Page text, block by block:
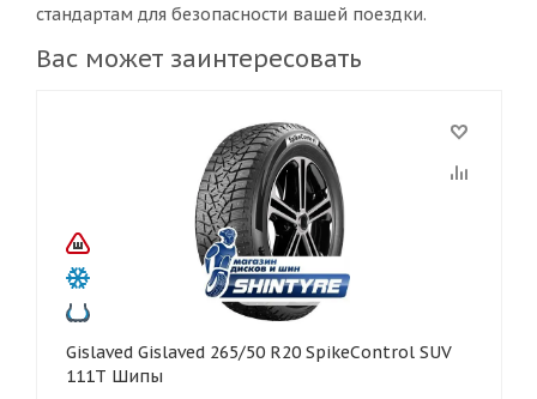
стандартам для безопасности вашей поездки.
Вас может заинтересовать
Gislaved Gislaved 265/50 R20 SpikeControl SUV
111T Шипы